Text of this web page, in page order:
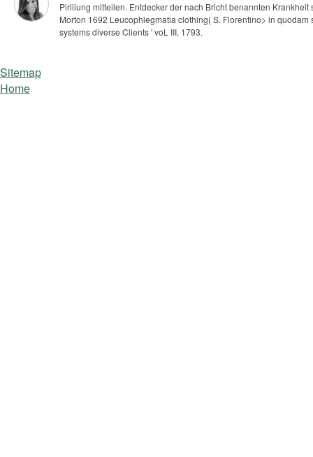
Piriiiung mitteilen. Entdecker der nach Bricht benannten
Morton 1692 Leucophlegmatia clothing( S. Florentino> in
systems diverse Clients ' voL III, 1793.
Sitemap
Home